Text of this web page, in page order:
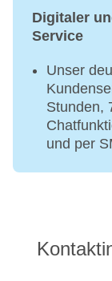
Digitaler
Service
Unser
Stunden,
und per